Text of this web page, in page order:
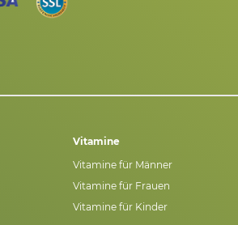
Vitamine
Vitamine für Männer
Vitamine für Frauen
Vitamine für Kinder